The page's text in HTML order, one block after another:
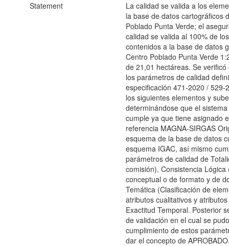
Statement
La calidad se valida a los
la base de datos cartográficos
Poblado Punta Verde; el
calidad se valida al 100% de
contenidos a la base de datos
Centro Poblado Punta Verde
de 21,01 hectáreas. Se
los parámetros de calidad
especificación 471-2020 / 529-
los siguientes elementos y
determinándose que el
cumple ya que tiene asignado
referencia MAGNA-SIRGAS
esquema de la base de datos
esquema IGAC, así mismo
parámetros de calidad de
comisión), Consistencia Lógica
conceptual o de formato y de
Temática (Clasificación de
atributos cualitativos y
Exactitud Temporal. Posterior
de validación en el cual se
cumplimiento de estos
dar el concepto de